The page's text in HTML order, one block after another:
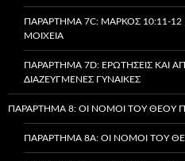
ΠΑΡΆΡΤΗΜΑ 7C: ΜΆΡΚΟΣ 10:11-12
ΜΟΙΧΕΊΑ
ΠΑΡΆΡΤΗΜΑ 7D: ΕΡΩΤΉΣΕΙΣ ΚΑΙ
ΔΙΑΖΕΥΓΜΈΝΕΣ ΓΥΝΑΊΚΕΣ
ΠΑΡΆΡΤΗΜΑ 8: ΟΙ ΝΌΜΟΙ ΤΟΥ ΘΕΟΎ
ΠΑΡΆΡΤΗΜΑ 8A: ΟΙ ΝΌΜΟΙ ΤΟΥ